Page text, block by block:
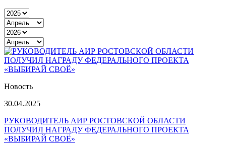
Новость
30.04.2025
РУКОВОДИТЕЛЬ АИР РОСТОВСКОЙ ОБЛАСТИ
ПОЛУЧИЛ НАГРАДУ ФЕДЕРАЛЬНОГО ПРОЕКТА
«ВЫБИРАЙ СВОЁ»